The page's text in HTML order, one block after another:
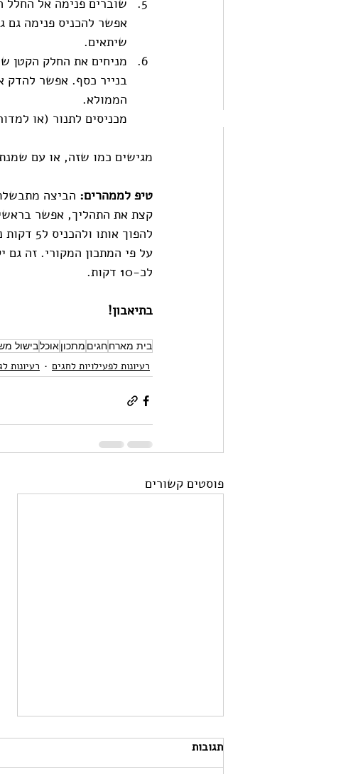
שוברים פנימה אל
אפשר להכניס פנימה גם
שיתאים.
מניחים את החלק הקטן
בנייר כסף. אפשר להדק
הממולא.
מכניסים לתנור (או למדורה או למנגל) ל-30 עד
מגישים כמו שזה, או עם
טיפ לממהרים: הביצה
להפוך
על פי המתכון המקורי. זה גם
לכ-10 דקות.
בתיאבון!
בית מארחחגים מתכוןאוכלבישול
רעיונות לפעילויות לחגים רעיונות
פוסטים קשורים
תגובות